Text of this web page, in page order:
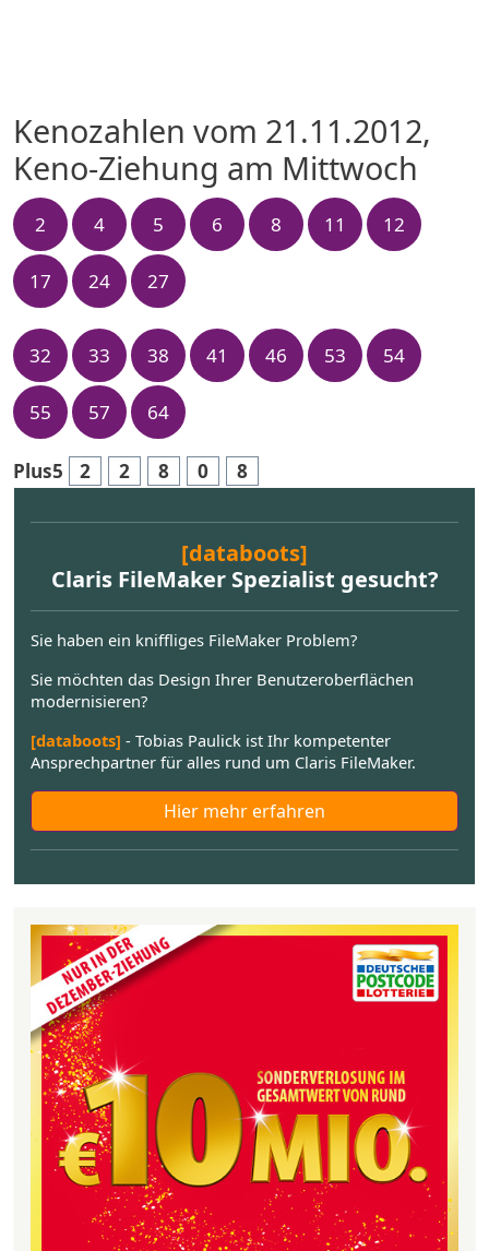
Kenozahlen vom 21.11.2012,
Keno-Ziehung am Mittwoch
2 4 5 6 8 11 12
17 24 27
32 33 38 41 46 53 54
55 57 64
Plus5 2 2 8 0 8
[databoots]
Claris FileMaker Spezialist gesucht?
Sie haben ein kniffliges FileMaker Problem?
Sie möchten das Design Ihrer Benutzeroberflächen
modernisieren?
[databoots] - Tobias Paulick ist Ihr kompetenter
Ansprechpartner für alles rund um Claris FileMaker.
Hier mehr erfahren